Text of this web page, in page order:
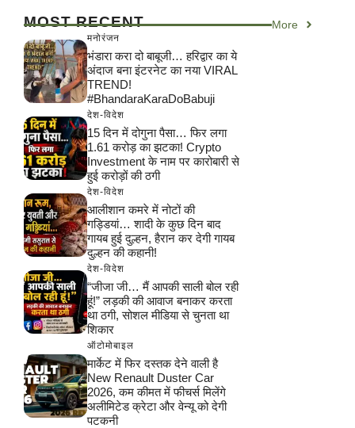
MOST RECENT More
मनोरंजन
भंडारा करा दो बाबूजी… हरिद्वार का ये
अंदाज बना इंटरनेट का नया VIRAL
TREND!
#BhandaraKaraDoBabuji
देश-विदेश
15 दिन में दोगुना पैसा… फिर लगा
1.61 करोड़ का झटका! Crypto
Investment के नाम पर कारोबारी से
हुई करोड़ों की ठगी
देश-विदेश
आलीशान कमरे में नोटों की
गड्डियां… शादी के कुछ दिन बाद
गायब हुई दुल्हन, हैरान कर देगी गायब
दुल्हन की कहानी!
देश-विदेश
“जीजा जी… मैं आपकी साली बोल रही
हूं!” लड़की की आवाज बनाकर करता
था ठगी, सोशल मीडिया से चुनता था
शिकार
ऑटोमोबाइल
मार्केट में फिर दस्तक देने वाली है
New Renault Duster Car
2026, कम कीमत में फीचर्स मिलेंगे
अलीमिटेड क्रेटा और वेन्यू को देगी
पटकनी